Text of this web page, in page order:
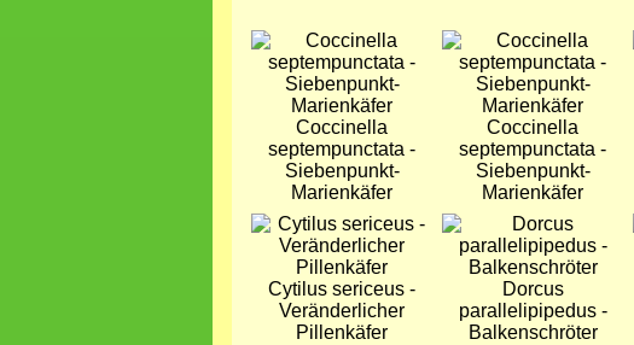
Bild
Coccinella
septempunctata -
Siebenpunkt-
Marienkäfer
Bild
Coccinella
septempunctata -
Siebenpunkt-
Marienkäfer
Bild
Cytilus sericeus -
Veränderlicher
Pillenkäfer
Bild
Dorcus
parallelipipedus -
Balkenschröter